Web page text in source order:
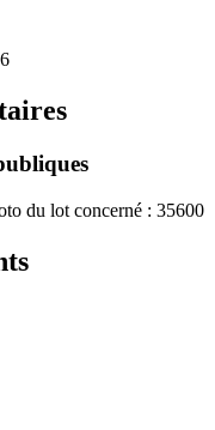
du lot concerné : 35600